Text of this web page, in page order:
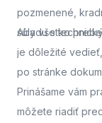
pozmenené,
súladu s
Aby všetko
je dôležité
po stránke
Prinášame vám
môžete riadiť